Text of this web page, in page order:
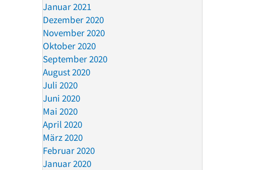
Januar 2021
Dezember 2020
November 2020
Oktober 2020
September 2020
August 2020
Juli 2020
Juni 2020
Mai 2020
April 2020
März 2020
Februar 2020
Januar 2020